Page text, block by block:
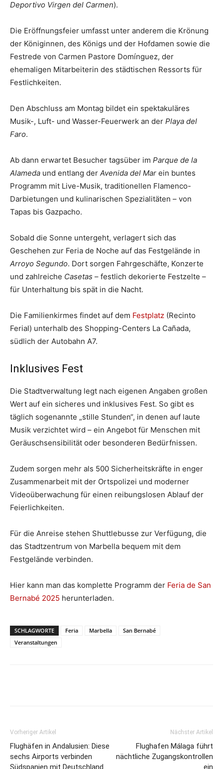
Deportivo Virgen del Carmen).
Die Eröffnungsfeier umfasst unter anderem die Krönung
der Königinnen, des Königs und der Hofdamen sowie die
Festrede von Carmen Pastore Domínguez, der
ehemaligen Mitarbeiterin des städtischen Ressorts für
Festlichkeiten.
Den Abschluss am Montag bildet ein spektakuläres
Musik-, Luft- und Wasser-Feuerwerk an der Playa del
Faro.
Ab dann erwartet Besucher tagsüber im Parque de la
Alameda und entlang der Avenida del Mar ein buntes
Programm mit Live-Musik, traditionellen Flamenco-
Darbietungen und kulinarischen Spezialitäten – von
Tapas bis Gazpacho.
Sobald die Sonne untergeht, verlagert sich das
Geschehen zur Feria de Noche auf das Festgelände in
Arroyo Segundo. Dort sorgen Fahrgeschäfte, Konzerte
und zahlreiche Casetas – festlich dekorierte Festzelte –
für Unterhaltung bis spät in die Nacht.
Die Familienkirmes findet auf dem Festplatz (Recinto
Ferial) unterhalb des Shopping-Centers La Cañada,
südlich der Autobahn A7.
Inklusives Fest
Die Stadtverwaltung legt nach eigenen Angaben großen
Wert auf ein sicheres und inklusives Fest. So gibt es
täglich sogenannte „stille Stunden“, in denen auf laute
Musik verzichtet wird – ein Angebot für Menschen mit
Geräuschsensibilität oder besonderen Bedürfnissen.
Zudem sorgen mehr als 500 Sicherheitskräfte in enger
Zusammenarbeit mit der Ortspolizei und moderner
Videoüberwachung für einen reibungslosen Ablauf der
Feierlichkeiten.
Für die Anreise stehen Shuttlebusse zur Verfügung, die
das Stadtzentrum von Marbella bequem mit dem
Festgelände verbinden.
Hier kann man das komplette Programm der Feria de San
Bernabé 2025 herunterladen.
SCHLAGWORTE Feria Marbella
San Bernabé
Veranstaltungen
Vorheriger Artikel
Flughäfen in Andalusien: Diese
sechs Airports verbinden
Südspanien mit Deutschland
Nächster Artikel
Flughafen Málaga führt
nächtliche Zugangskontrollen
ein